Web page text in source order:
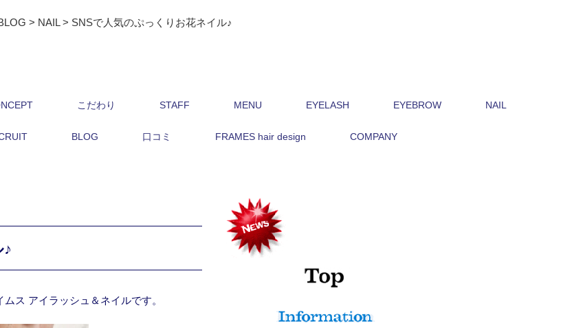
> NAIL> SNSで人気のぷっくりお花ネイル♪
こだわり STAFF MENU EYELASH EYEBROW NAIL
BLOG 口コミ FRAMES hair design COMPANY
ス アイラッシュ＆ネイルです。